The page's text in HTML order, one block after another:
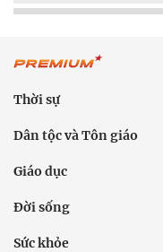
Thời sự
Dân tộc và Tôn giáo
Giáo dục
Đời sống
Sức khỏe